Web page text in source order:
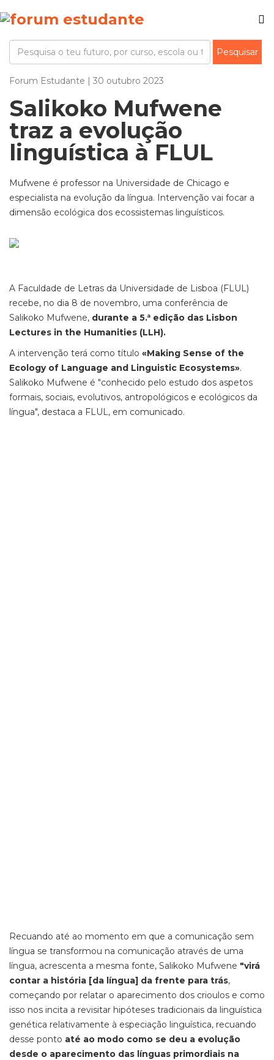
Forum Estudante | 30 outubro 2023
Salikoko Mufwene
traz a evolução
linguística à FLUL
Mufwene é professor na Universidade de Chicago e
especialista na evolução da língua. Intervenção vai focar a
dimensão ecológica dos ecossistemas linguísticos.
A Faculdade de Letras da Universidade de Lisboa (FLUL)
recebe, no dia 8 de novembro, uma conferência de
Salikoko Mufwene, durante a 5.ª edição das Lisbon
Lectures in the Humanities (LLH).
A intervenção terá como título «Making Sense of the
Ecology of Language and Linguistic Ecosystems».
Salikoko Mufwene é "conhecido pelo estudo dos aspetos
formais, sociais, evolutivos, antropológicos e ecológicos da
língua", destaca a FLUL, em comunicado.
Recuando até ao momento em que a comunicação sem
língua se transformou na comunicação através de uma
língua, acrescenta a mesma fonte, Salikoko Mufwene "virá
contar a história [da língua] da frente para trás,
começando por relatar o aparecimento dos crioulos e como
isso nos incita a revisitar hipóteses tradicionais da linguística
genética relativamente à especiação linguística, recuando
desse ponto até ao modo como se deu a evolução
desde o aparecimento das línguas primordiais na